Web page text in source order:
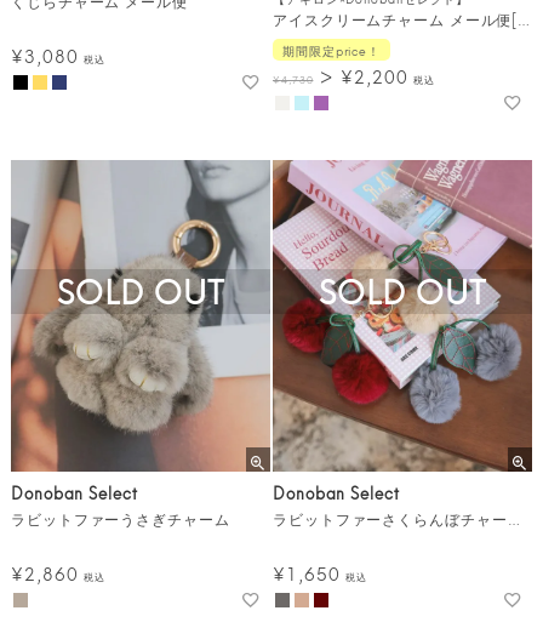
¥3,080 税込
アイスクリームチャーム メール便[C]
期間限定price！
¥4,730 ¥2,200 税込
Donoban Select
ラビットファーうさぎチャーム
¥2,860 税込
SOLD OUT
Donoban Select
¥1,650 税込
SOLD OUT